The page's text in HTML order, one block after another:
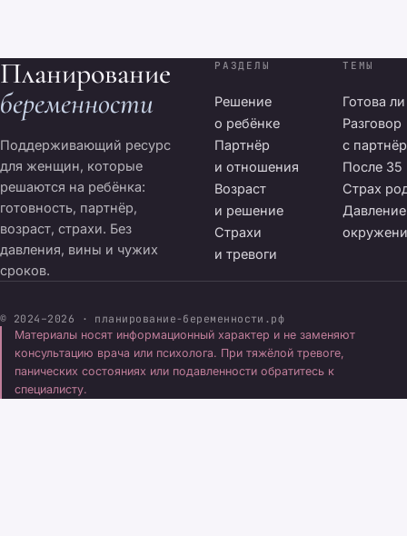
Планирование
беременности
Поддерживающий ресурс
для женщин, которые
решаются на ребёнка:
готовность, партнёр,
возраст, страхи. Без
давления, вины и чужих
сроков.
РАЗДЕЛЫ
Решение
о ребёнке
Партнёр
и отношения
Возраст
и решение
Страхи
и тревоги
ТЕМЫ
Готова
Разговор
с
После 35
Страх
Давление
© 2024–2026 · планирование-беременности.рф
Материалы носят информационный характер и не заменяют
консультацию врача или психолога. При тяжёлой тревоге,
панических состояниях или подавленности обратитесь к
специалисту.